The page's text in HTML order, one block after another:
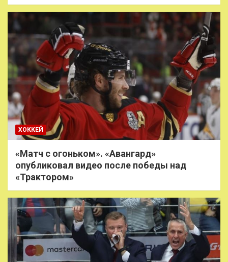
ХОККЕЙ
«Матч с огоньком». «Авангард»
опубликовал видео после победы над
«Трактором»